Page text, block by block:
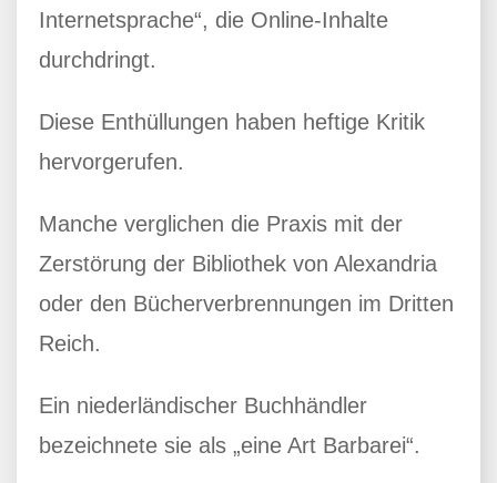
Internetsprache“, die Online-Inhalte
durchdringt.
Diese Enthüllungen haben heftige Kritik
hervorgerufen.
Manche verglichen die Praxis mit der
Zerstörung der Bibliothek von Alexandria
oder den Bücherverbrennungen im Dritten
Reich.
Ein niederländischer Buchhändler
bezeichnete sie als „eine Art Barbarei“.